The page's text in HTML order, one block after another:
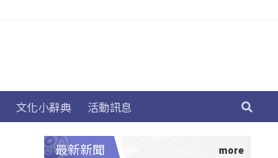
文化小辭典 活動訊息
最新新聞